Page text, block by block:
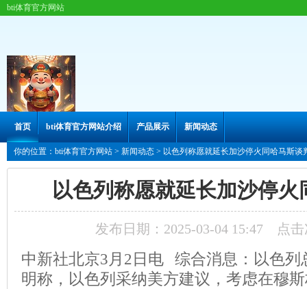
bti体育官方网站
首页 bti体育官方网站介绍 产品展示 新闻动态
你的位置： bti体育官方网站 > 新闻动态 > 以色列称愿就延长加沙停火同哈马斯谈
以色列称愿就延长加沙停火
发布日期：2025-03-04 15:47 点击
中新社北京3月2日电 综合消息：以色列
明称，以色列采纳美方建议，考虑在穆